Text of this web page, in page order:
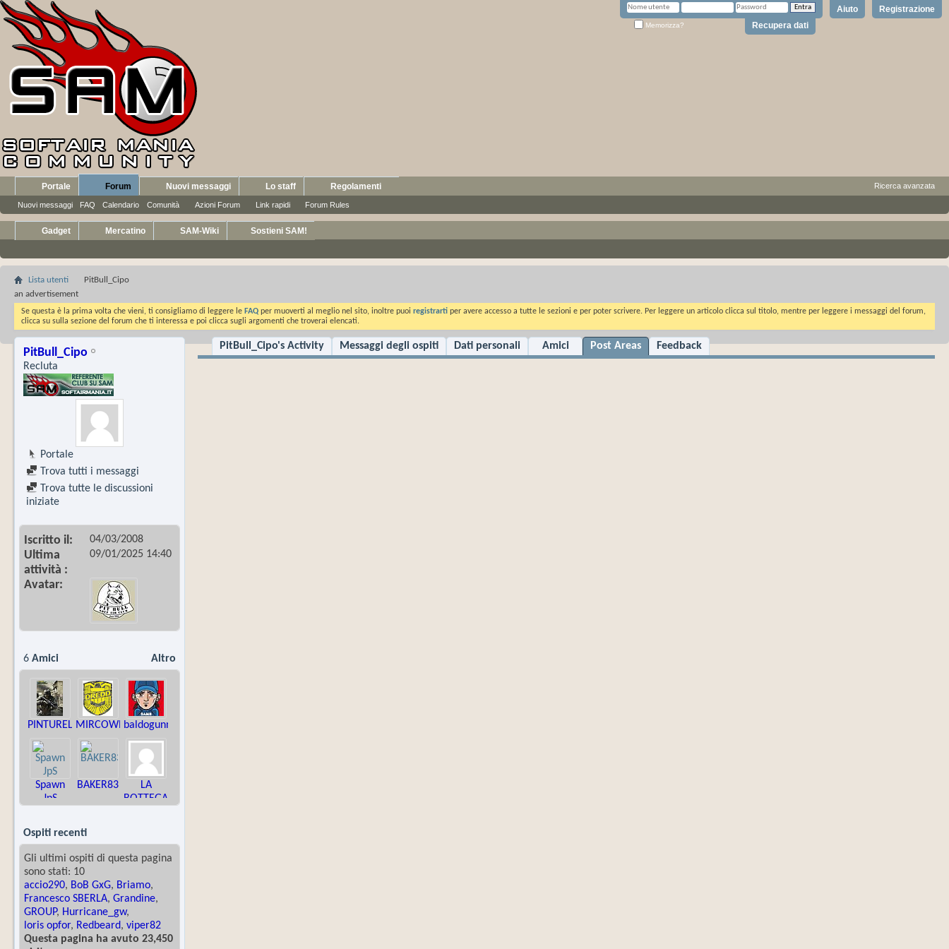
Registrazione
Aiuto
Memorizza? Recupera dati
Portale Forum
Nuovi messaggi FAQ Calendario Comunità Azioni Forum Link rapidi Forum Rules
Nuovi messaggi Lo staff Regolamenti Ricerca avanzata
Gadget Mercatino SAM-Wiki Sostieni SAM!
Lista utenti
PitBull_Cipo
an advertisement
Se questa è la prima volta che vieni, ti consigliamo di leggere le FAQ per muoverti al meglio nel sito, inoltre puoi registrarti per avere accesso a tutte le sezioni e per poter scrivere. Per leggere un articolo clicca sul titolo, mentre per leggere i messaggi del forum,
clicca su sulla sezione del forum che ti interessa e poi clicca sugli argomenti che troverai elencati.
PitBull_Cipo
Recluta
Portale
Trova tutti i messaggi
Trova tutte le discussioni
iniziate
Iscritto il 04/03/2008
Ultima
attività
09/01/2025 14:40
Avatar
Altro
6 Amici
PINTURELLAMIRCOWEBbaldogunner
Spawn
JpS
BAKER83
LA
BOTTEGA
Ospiti recenti
Gli ultimi ospiti di questa pagina
sono stati: 10
accio290, BoB GxG, Briamo,
Francesco SBERLA, Grandine,
GROUP, Hurricane_gw,
loris opfor, Redbeard, viper82
Questa pagina ha avuto 23,450
PitBull_Cipo's Activity Messaggi degli ospiti Dati personali Amici Post Areas Feedback